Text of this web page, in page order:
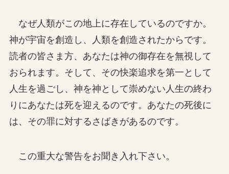
なぜ人類がこの地上に存在しているのですか。
神が宇宙を創造し、人類を創造されたからです。
読者の皆さま方、あなたは神の御存在を無視して
おられます。そして、その快楽追求を第一として
人生を過ごし、神を神として崇めない人生の終わ
りにあなたは死を迎えるのです。あなたの死後に
は、その罪に対するさばきがあるのです。
この重大な警告をお聞き入れ下さい。